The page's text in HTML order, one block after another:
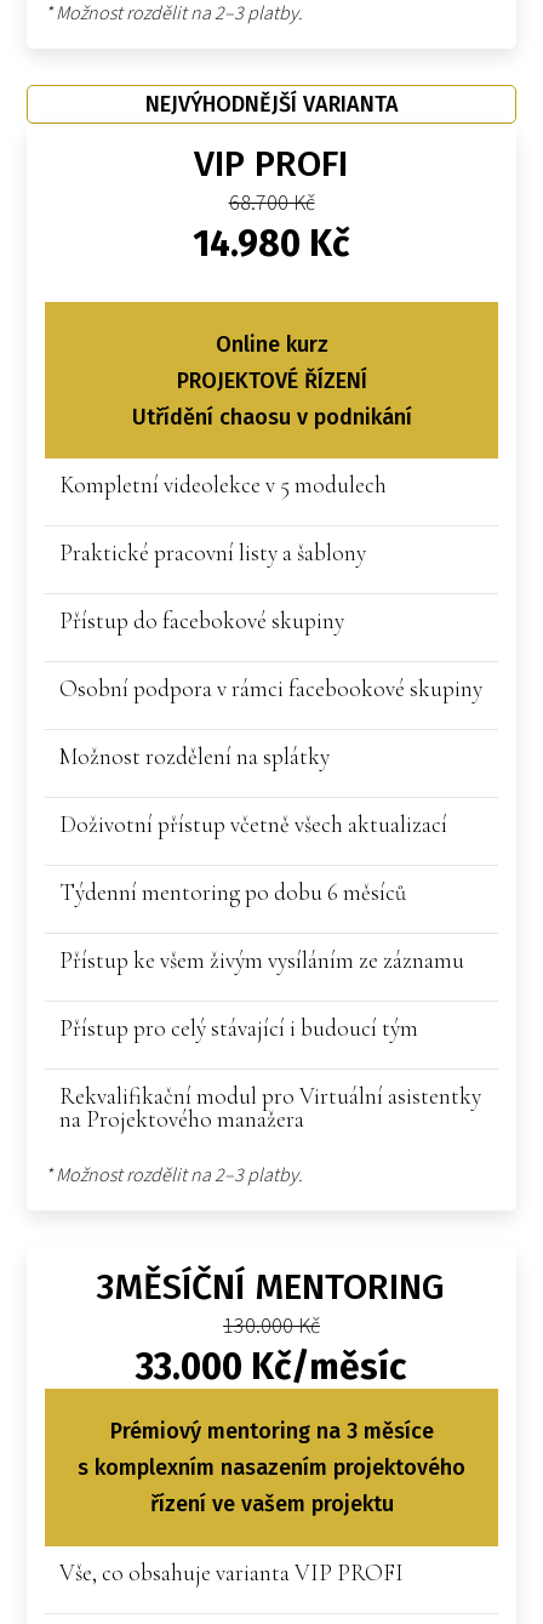
* Možnost rozdělit na 2–3 platby.
NEJVÝHODNĚJŠÍ VARIANTA
VIP PROFI
68.700 Kč
14.980 Kč
Online kurz
PROJEKTOVÉ ŘÍZENÍ
Utřídění chaosu v podnikání
Kompletní videolekce v 5 modulech
Praktické pracovní listy a šablony
Přístup do facebokové skupiny
Osobní podpora v rámci facebookové skupiny
Možnost rozdělení na splátky
Doživotní přístup včetně všech aktualizací
Týdenní mentoring po dobu 6 měsíců
Přístup ke všem živým vysíláním ze záznamu
Přístup pro celý stávající i budoucí tým
Rekvalifikační modul pro Virtuální asistentky
na Projektového manažera
* Možnost rozdělit na 2–3 platby.
3MĚSÍČNÍ MENTORING
130.000 Kč
33.000 Kč/měsíc
Prémiový mentoring na 3 měsíce
s komplexním nasazením projektového
řízení ve vašem projektu
Vše, co obsahuje varianta VIP PROFI